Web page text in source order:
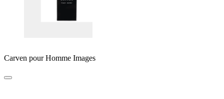
Carven pour Homme Images